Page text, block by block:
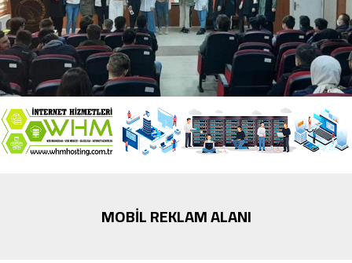
MOBİL REKLAM ALANI